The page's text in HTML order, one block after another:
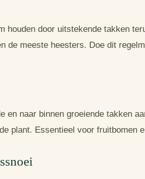
houden door uitstekende takken
de meeste heesters. Doe dit
en naar binnen groeiende takken
plant. Essentieel voor fruitbomen